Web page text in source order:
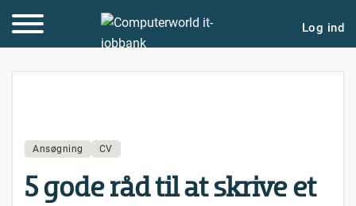
Log ind
Ansøgning CV
5 gode råd til at skrive et